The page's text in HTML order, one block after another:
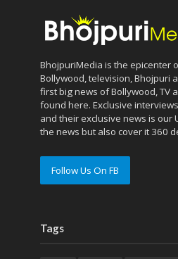
BhojpuriMedia is the epicenter
Bollywood, television, Bhojpuri
first big news of Bollywood, TV
found here. Exclusive
and their exclusive news is our
the news but also cover it 360
Follow Us On FB
Tags